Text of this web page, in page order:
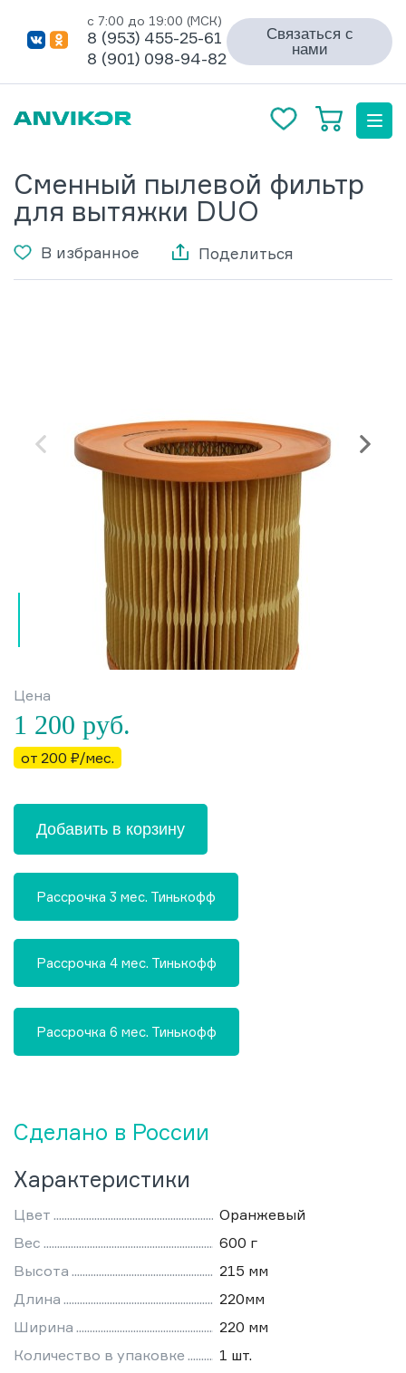
с 7:00 до 19:00 (МСК)
8 (953) 455-25-61
8 (901) 098-94-82
Связаться с
нами
Сменный пылевой фильтр
для вытяжки DUO
В избранное Поделиться
Сделано в России
Характеристики
Цвет
Оранжевый
Вес
600 г
Высота
215 мм
Длина
220мм
Ширина
220 мм
Количество в упаковке
1 шт.
Цена
1 200 руб.
от 200 ₽/мес.
Добавить в корзину
Рассрочка 3 мес. Тинькофф
Рассрочка 4 мес. Тинькофф
Рассрочка 6 мес. Тинькофф